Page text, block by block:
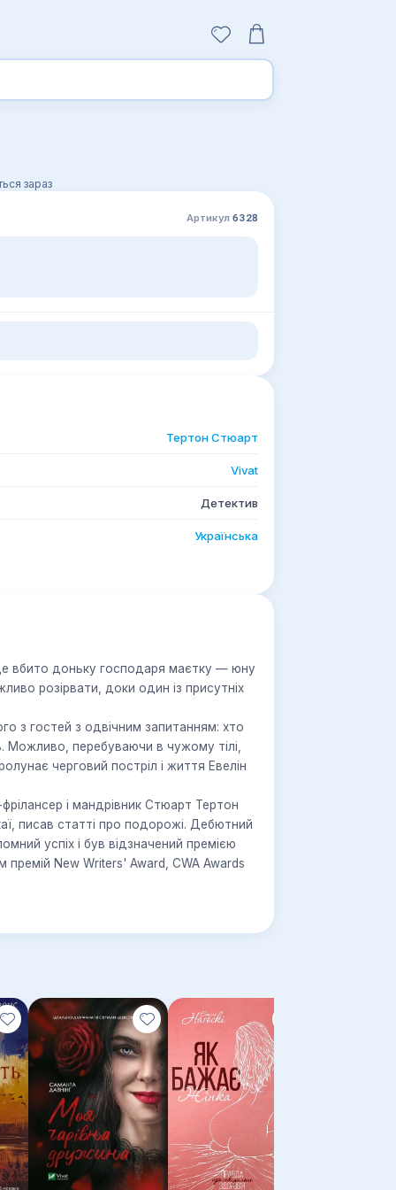
зараз
Артикул6328
Тертон Стюарт
Vivat
Детектив
Українська
вбито доньку господаря маєтку — юну
розірвати, доки один із присутніх
з гостей з одвічним запитанням: хто
Можливо, перебуваючи в чужому тілі,
черговий постріл і життя Евелін
і мандрівник Стюарт Тертон
писав статті про подорожі. Дебютний
успіх і був відзначений премією
New Writers' Award, CWA Awards